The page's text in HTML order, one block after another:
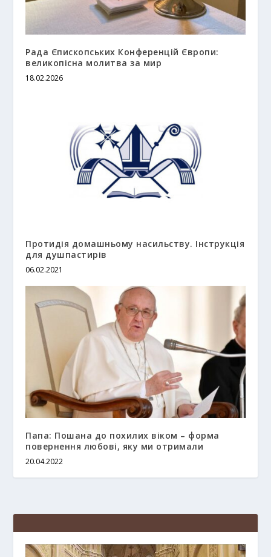
Рада Єпископських Конференцій Європи:
великопісна молитва за мир
18.02.2026
Протидія домашньому насильству. Інструкція
для душпастирів
06.02.2021
Папа: Пошана до похилих віком – форма
повернення любові, яку ми отримали
20.04.2022